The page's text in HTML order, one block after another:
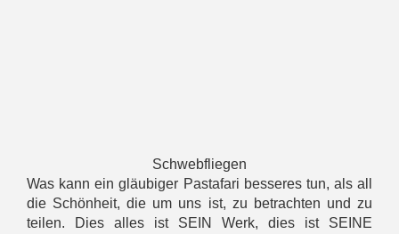
Schwebfliegen
Was kann ein gläubiger Pastafari besseres tun, als all
die Schönheit, die um uns ist, zu betrachten und zu
teilen. Dies alles ist SEIN Werk, dies ist SEINE